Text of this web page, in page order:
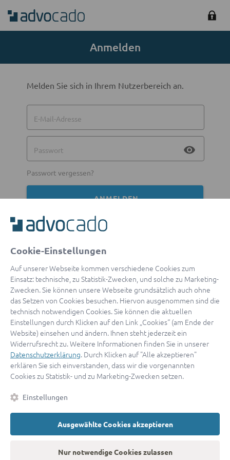
Anmelden
Melden Sie sich in Ihrem Nutzerbereich an.
E-Mail-Adresse
Passwort visibility
Passwort vergessen?
ANMELDEN
Mit Apple anmelden
Sign in with Google
By continuing, you are indicating that you accept ourTerms of
ServiceandPrivacy Policy.
Sie haben noch keinen Zugang?Hier registrieren
oder als Anwalt registrieren.
© 2026 advocado
Cookie-Einstellungen
Auf unserer Webseite kommen verschiedene Cookies zum
Einsatz: technische, zu Statistik-Zwecken, und solche zu Marketing-
Zwecken. Sie können unsere Webseite grundsätzlich auch ohne
das Setzen von Cookies besuchen. Hiervon ausgenommen sind die
technisch notwendigen Cookies. Sie können die aktuellen
Einstellungen durch Klicken auf den Link „Cookies“ (am Ende der
Website) einsehen und ändern. Ihnen steht jederzeit ein
Widerrufsrecht zu. Weitere Informationen finden Sie in unserer
Datenschutzerklärung. Durch Klicken auf "Alle akzeptieren"
erklären Sie sich einverstanden, dass wir die vorgenannten
Cookies zu Statistik- und zu Marketing-Zwecken setzen.
Einstellungen
Ausgewählte Cookies akzeptieren
Nur notwendige Cookies zulassen